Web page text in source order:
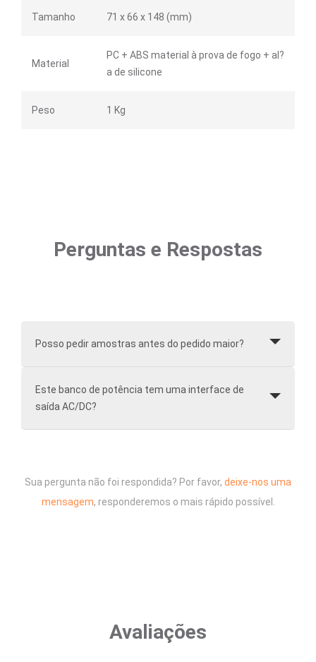
Tamanho 71 x 66 x 148 (mm)
Material
PC + ABS material à prova de fogo + al?
a de silicone
Peso 1 Kg
Perguntas e Respostas
Posso pedir amostras antes do pedido maior?
Este banco de potência tem uma interface de
saída AC/DC?
Sua pergunta não foi respondida? Por favor, deixe-nos uma
mensagem, responderemos o mais rápido possível.
Avaliações